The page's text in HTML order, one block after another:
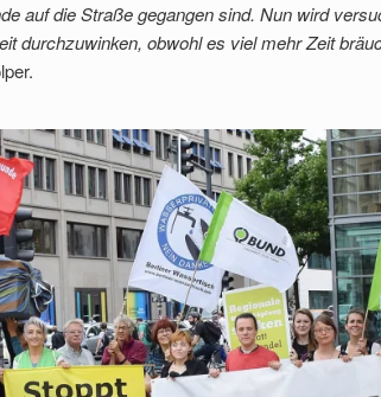
auf die Straße gegangen sind. Nun wird
durchzuwinken, obwohl es viel mehr Zeit